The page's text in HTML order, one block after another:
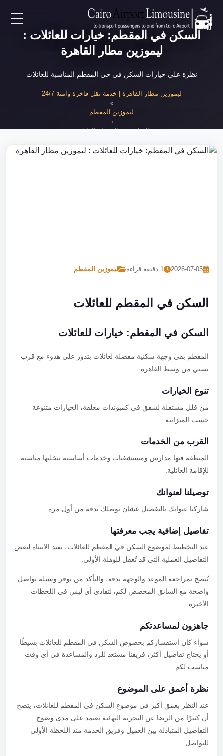
خدمات المطار
نحن
السكن في المقطم: خيارات للعائلات :
ليموزين مطار القاهرة
نظرة على خيارات السكن في حي المقطم المناسبة للعائلات
ليموزين مطار القاهرة | خدمة نقل فاخرة وآمنة 24/7
ليموزين المقطم
السكن في المقطم للعائلات
2026-07-05 1 دقيقة قراءة ليموزين المقطم
السكن في المقطم للعائلات
السكن في المقطم: خيارات للعائلات
المقطم بقى وجهة سكنية مفضلة لعائلات بتدور على هدوء مع قرب
نسبي من وسط القاهرة.
تنوع الخيارات
من فلل مستقلة لشقق في كمبوندات مغلقة، الخيارات متنوعة
حسب الميزانية.
القرب من الخدمات
المنطقة فيها مدارس ومستشفيات وخدمات أساسية بتخليها مناسبة
للإقامة العائلية.
توصيلنا لعنوانك
شاركنا عنوانك بالتفصيل عشان نوصلك بدقة من أول مرة.
تفاصيل إضافية يجب معرفتها
عند التخطيط لموضوع السكن في المقطم للعائلات، يفيد الانتباه لبعض
التفاصيل العملية التي قد تُغفل للوهلة الأولى.
يُنصح بمراجعة الموعد والوجهة بدقة، والتأكد من توفر وسيلة تواصل
واضحة مع السائق المخصص لكم، لتفادي أي لبس في اللحظات
الأخيرة.
جاهزون لمساعدتكم
سواء كان استفساركم بخصوص السكن في المقطم للعائلات بسيطًا
أو يحتاج تفاصيل أكثر، فريقنا مستعد للرد والمساعدة في أي وقت
مناسب لكم.
نظرة أعمق على الموضوع
عند النظر بعمق أكبر في موضوع السكن في المقطم للعائلات، يتضح
أن كثيرًا من الرضا عن التجربة النهائية يعتمد على مدى وضوح
التفاصيل المتبادلة بين العميل وفريق الخدمة منذ اللحظة الأولى
للتواصل.